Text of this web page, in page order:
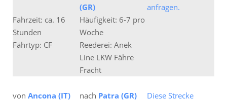
(GR)
anfragen.
Fahrzeit: ca. 16
Stunden
Häufigkeit: 6-7 pro
Woche
Fährtyp: CF
Reederei: Anek
Line LKW Fähre
Fracht
von Ancona (IT) nach Patra (GR)
Diese Strecke